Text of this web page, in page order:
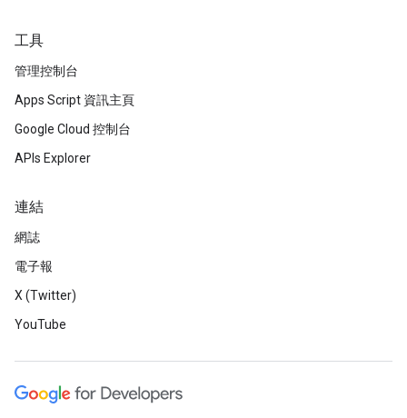
工具
管理控制台
Apps Script 資訊主頁
Google Cloud 控制台
APIs Explorer
連結
網誌
電子報
X (Twitter)
YouTube